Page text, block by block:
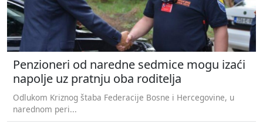
Penzioneri od naredne sedmice mogu izaći
napolje uz pratnju oba roditelja
Odlukom Kriznog štaba Federacije Bosne i Hercegovine, u
narednom peri...